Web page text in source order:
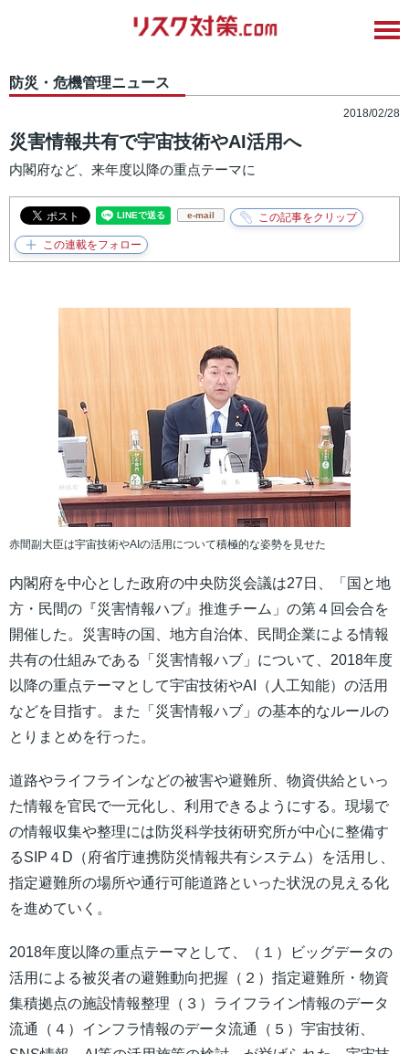
防災・危機管理ニュース
2018/02/28
災害情報共有で宇宙技術やAI活用へ
内閣府など、来年度以降の重点テーマに
e-mail
赤間副大臣は宇宙技術やAIの活用について積極的な姿勢を見せた
内閣府を中心とした政府の中央防災会議は27日、「国と地
方・民間の『災害情報ハブ』推進チーム」の第４回会合を
開催した。災害時の国、地方自治体、民間企業による情報
共有の仕組みである「災害情報ハブ」について、2018年度
以降の重点テーマとして宇宙技術やAI（人工知能）の活用
などを目指す。また「災害情報ハブ」の基本的なルールの
とりまとめを行った。
道路やライフラインなどの被害や避難所、物資供給といっ
た情報を官民で一元化し、利用できるようにする。現場で
の情報収集や整理には防災科学技術研究所が中心に整備す
るSIP４D（府省庁連携防災情報共有システム）を活用し、
指定避難所の場所や通行可能道路といった状況の見える化
を進めていく。
2018年度以降の重点テーマとして、（１）ビッグデータの
活用による被災者の避難動向把握（２）指定避難所・物資
集積拠点の施設情報整理（３）ライフライン情報のデータ
流通（４）インフラ情報のデータ流通（５）宇宙技術、